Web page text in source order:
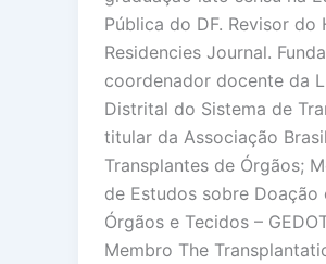
Pública do DF. Revisor do
Residencies Journal.
coordenador docente da
Distrital do Sistema de
titular da Associação
Transplantes de Órgãos;
de Estudos sobre Doação
Órgãos e Tecidos –
Membro The